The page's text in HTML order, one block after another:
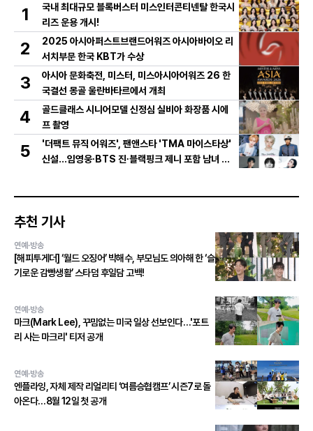
1
국내 최대규모 블록버스터 미스인터콘티넨탈 한국시
리즈 운용 개시!
2
2025 아시아퍼스트브랜드어워즈 아시아바이오 리
서치부문 한국 KBT가 수상
3
아시아 문화축전, 미스터, 미스아시아어워즈 26 한
국결선 몽골 울란바타르에서 개최
4
골드클래스 시니어모델 신정심 실비아 화장품 시에
프 촬영
5
'더팩트 뮤직 어워즈', 팬앤스타 'TMA 마이스타상'
신설...임영웅∙BTS 진∙블랙핑크 제니 포함 남녀 아
추천 기사
연예·방송
[해피투게더] ‘월드 오징어’ 박해수, 부모님도 의아해 한 ‘슬
기로운 감빵생활’ 스타덤 후일담 고백!
연예·방송
마크(Mark Lee), 꾸밈없는 미국 일상 선보인다…'포트
리 사는 마크리' 티저 공개
연예·방송
엔플라잉, 자체 제작 리얼리티 ‘여름승협캠프’ 시즌7로 돌
아온다…8월 12일 첫 공개